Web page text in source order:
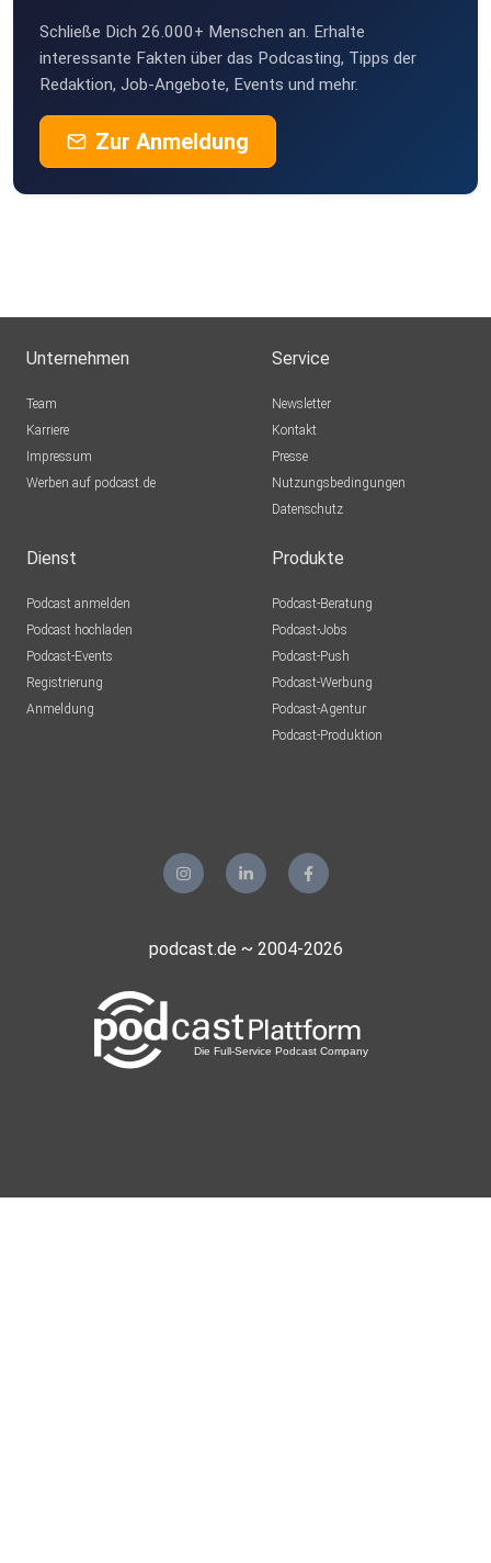
Schließe Dich 26.000+ Menschen an. Erhalte
interessante Fakten über das Podcasting, Tipps der
Redaktion, Job-Angebote, Events und mehr.
Zur Anmeldung
Unternehmen
Team
Karriere
Impressum
Werben auf podcast.de
Service
Newsletter
Kontakt
Presse
Nutzungsbedingungen
Datenschutz
Dienst
Podcast anmelden
Podcast hochladen
Podcast-Events
Registrierung
Anmeldung
Produkte
Podcast-Beratung
Podcast-Jobs
Podcast-Push
Podcast-Werbung
Podcast-Agentur
Podcast-Produktion
podcast.de ~ 2004-2026